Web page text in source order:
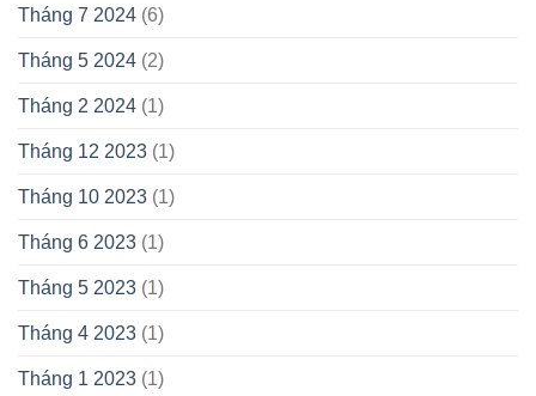
Tháng 7 2024 (6)
Tháng 5 2024 (2)
Tháng 2 2024 (1)
Tháng 12 2023 (1)
Tháng 10 2023 (1)
Tháng 6 2023 (1)
Tháng 5 2023 (1)
Tháng 4 2023 (1)
Tháng 1 2023 (1)